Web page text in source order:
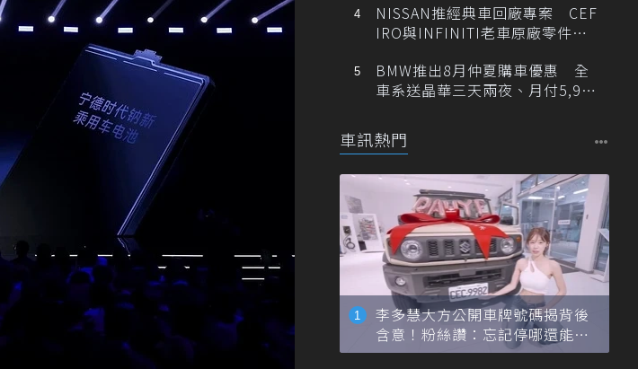
NISSAN推經典車回廠專案 CEF
IRO與INFINITI老車原廠零件最
BMW推出8月仲夏購車優惠 全
車系送晶華三天兩夜、月付5,900
車訊熱門
李多慧大方公開車牌號碼揭背後
含意！粉絲讚：忘記停哪還能幫
忙找車